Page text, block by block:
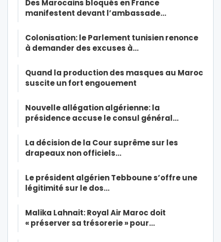
Des Marocains bloqués en France
manifestent devant l’ambassade…
Colonisation: le Parlement tunisien renonce
à demander des excuses à…
Quand la production des masques au Maroc
suscite un fort engouement
Nouvelle allégation algérienne: la
présidence accuse le consul général…
La décision de la Cour suprême sur les
drapeaux non officiels…
Le président algérien Tebboune s’offre une
légitimité sur le dos…
Malika Lahnait: Royal Air Maroc doit
« préserver sa trésorerie » pour…